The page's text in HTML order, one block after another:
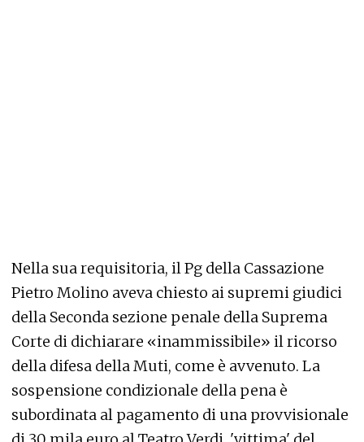
Nella sua requisitoria, il Pg della Cassazione
Pietro Molino aveva chiesto ai supremi giudici
della Seconda sezione penale della Suprema
Corte di dichiarare «inammissibile» il ricorso
della difesa della Muti, come è avvenuto. La
sospensione condizionale della pena è
subordinata al pagamento di una provvisionale